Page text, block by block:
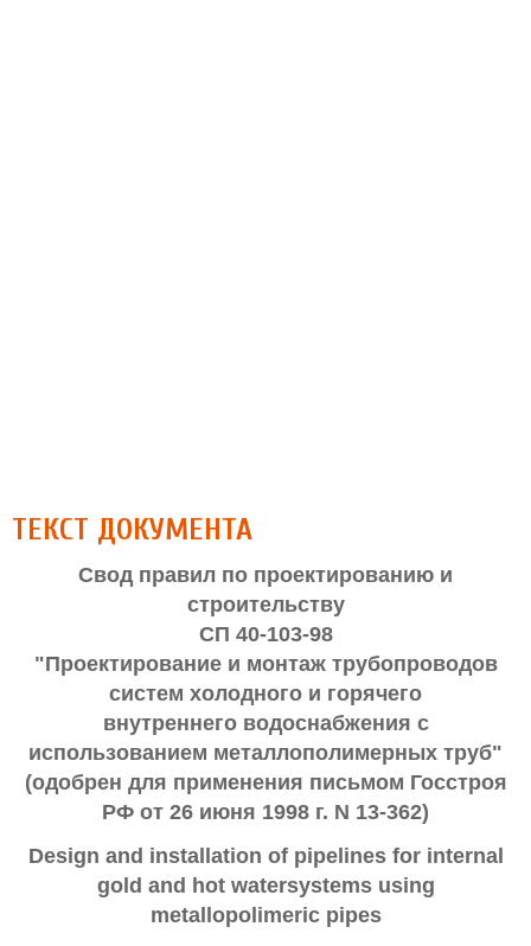
ТЕКСТ ДОКУМЕНТА
Свод правил по проектированию и
строительству
СП 40-103-98
"Проектирование и монтаж трубопроводов
систем холодного и горячего
внутреннего водоснабжения с
использованием металлополимерных труб"
(одобрен для применения письмом Госстроя
РФ от 26 июня 1998 г. N 13-362)
Design and installation of pipelines for internal
gold and hot watersystems using
metallopolimeric pipes